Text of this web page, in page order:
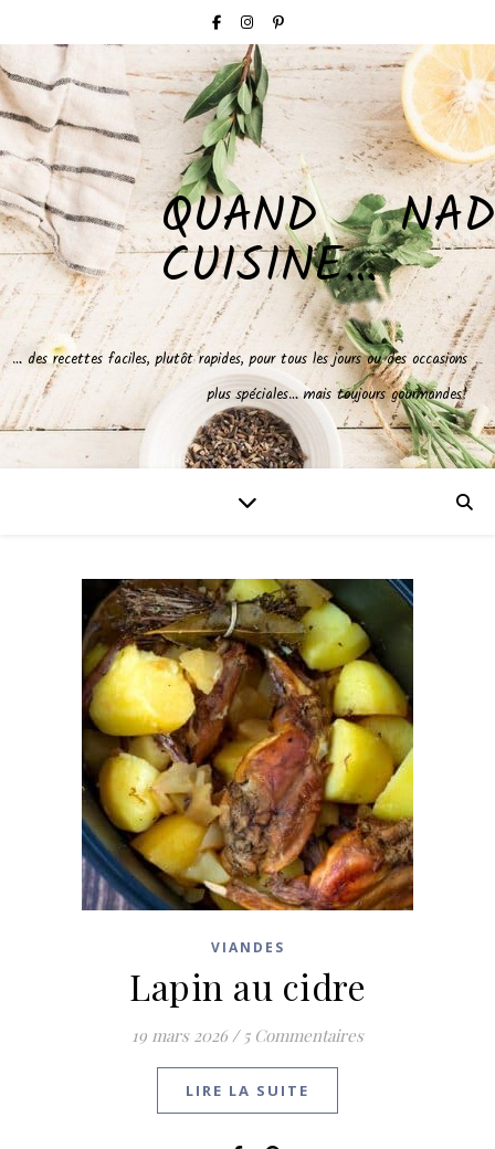
QUAND NAD
CUISINE…
… des recettes faciles, plutôt rapides, pour tous les jours ou des occasions
plus spéciales… mais toujours gourmandes!
VIANDES
Lapin au cidre
19 mars 2026 / 5 Commentaires
LIRE LA SUITE